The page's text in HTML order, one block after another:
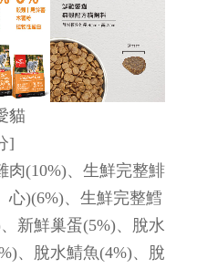
貓
]
肉(10%)、生鮮完整鯡
心)(6%)、生鮮完整鱈
新鮮巢蛋(5%)、脫水
、脫水鯖魚(4%)、脫